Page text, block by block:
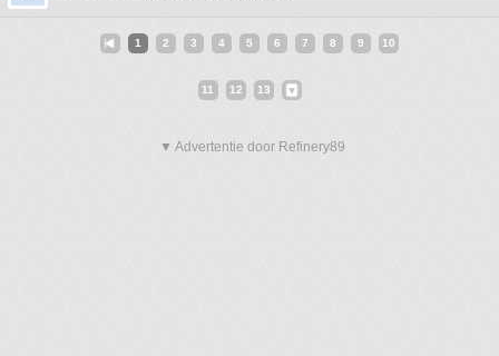
1 2 3 4 5 6 7 8 9 10
11 12 13
▼ Advertentie door Refinery89